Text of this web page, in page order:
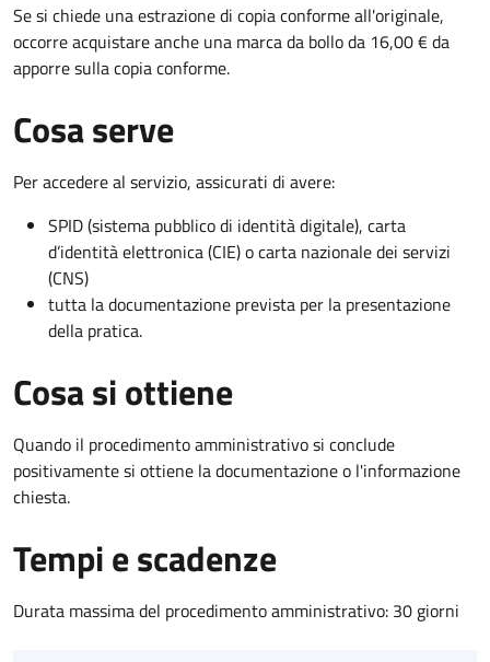
Se si chiede una estrazione di copia conforme all'originale,
occorre acquistare anche una marca da bollo da 16,00 € da
apporre sulla copia conforme.
Cosa serve
Per accedere al servizio, assicurati di avere:
SPID (sistema pubblico di identità digitale), carta
d’identità elettronica (CIE) o carta nazionale dei servizi
(CNS)
tutta la documentazione prevista per la presentazione
della pratica.
Cosa si ottiene
Quando il procedimento amministrativo si conclude
positivamente si ottiene la documentazione o l'informazione
chiesta.
Tempi e scadenze
Durata massima del procedimento amministrativo: 30 giorni